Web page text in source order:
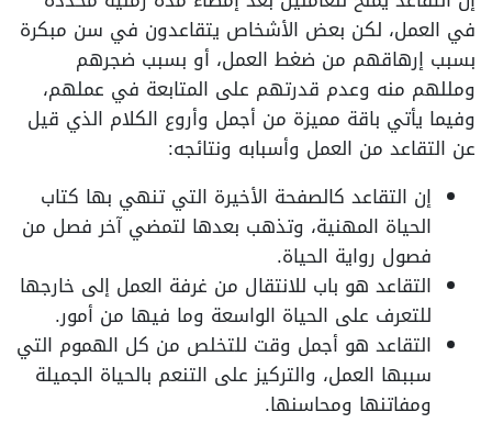
في العمل، لكن بعض الأشخاص يتقاعدون في سن مبكرة
بسبب إرهاقهم من ضغط العمل، أو بسبب ضجرهم
ومللهم منه وعدم قدرتهم على المتابعة في عملهم،
وفيما يأتي باقة مميزة من أجمل وأروع الكلام الذي قيل
عن التقاعد من العمل وأسبابه ونتائجه:
إن التقاعد كالصفحة الأخيرة التي تنهي بها كتاب
الحياة المهنية، وتذهب بعدها لتمضي آخر فصل من
فصول رواية الحياة.
التقاعد هو باب للانتقال من غرفة العمل إلى خارجها
للتعرف على الحياة الواسعة وما فيها من أمور.
التقاعد هو أجمل وقت للتخلص من كل الهموم التي
سببها العمل، والتركيز على التنعم بالحياة الجميلة
ومفاتنها ومحاسنها.